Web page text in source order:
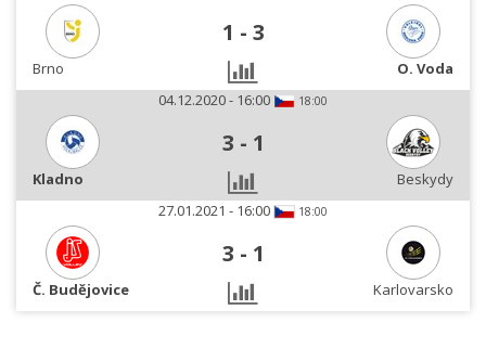
1 - 3
Brno
O. Voda
04.12.2020 - 16:00
18:00
3 - 1
Kladno
Beskydy
27.01.2021 - 16:00
18:00
3 - 1
Č. Budějovice Karlovarsko